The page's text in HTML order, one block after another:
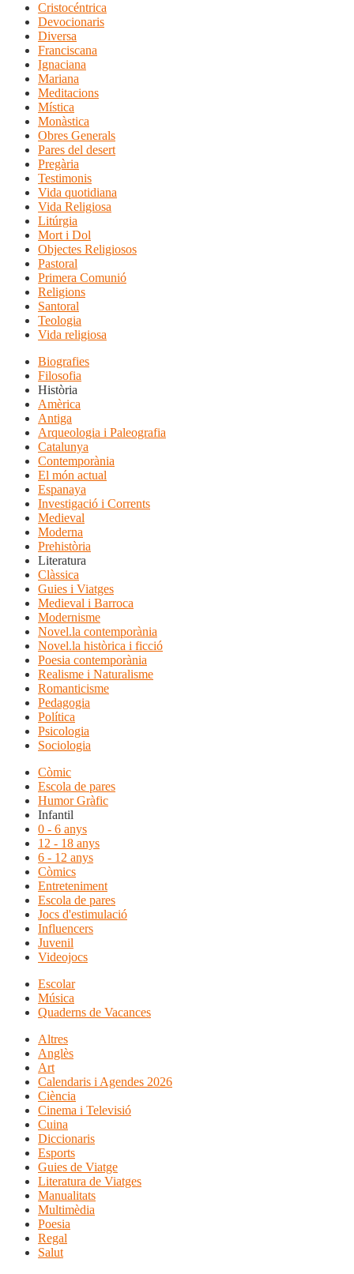
Cristocéntrica
Devocionaris
Diversa
Franciscana
Ignaciana
Mariana
Meditacions
Mística
Monàstica
Obres Generals
Pares del desert
Pregària
Testimonis
Vida quotidiana
Vida Religiosa
Litúrgia
Mort i Dol
Objectes Religiosos
Pastoral
Primera Comunió
Religions
Santoral
Teologia
Vida religiosa
Biografies
Filosofia
Història
Amèrica
Antiga
Arqueologia i Paleografia
Catalunya
Contemporània
El món actual
Espanaya
Investigació i Corrents
Medieval
Moderna
Prehistòria
Literatura
Clàssica
Guies i Viatges
Medieval i Barroca
Modernisme
Novel.la contemporània
Novel.la històrica i ficció
Poesia contemporània
Realisme i Naturalisme
Romanticisme
Pedagogia
Política
Psicologia
Sociologia
Còmic
Escola de pares
Humor Gràfic
Infantil
0 - 6 anys
12 - 18 anys
6 - 12 anys
Còmics
Entreteniment
Escola de pares
Jocs d'estimulació
Influencers
Juvenil
Videojocs
Escolar
Música
Quaderns de Vacances
Altres
Anglès
Art
Calendaris i Agendes 2026
Ciència
Cinema i Televisió
Cuina
Diccionaris
Esports
Guies de Viatge
Literatura de Viatges
Manualitats
Multimèdia
Poesia
Regal
Salut